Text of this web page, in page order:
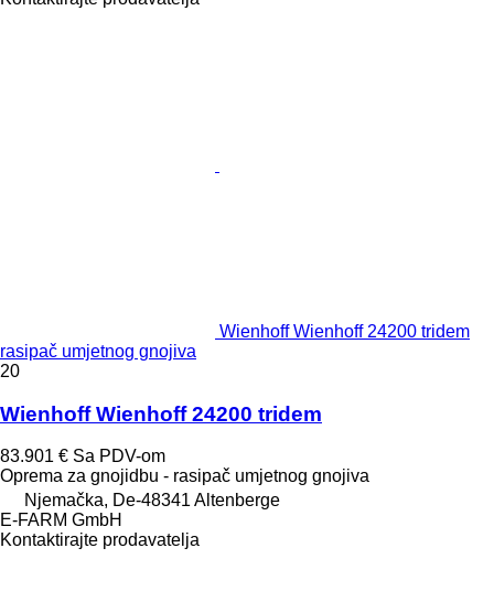
Wienhoff Wienhoff 24200 tridem
rasipač umjetnog gnojiva
20
Wienhoff Wienhoff 24200 tridem
83.901 € Sa PDV-om
Oprema za gnojidbu - rasipač umjetnog gnojiva
Njemačka, De-48341 Altenberge
E-FARM GmbH
Kontaktirajte prodavatelja